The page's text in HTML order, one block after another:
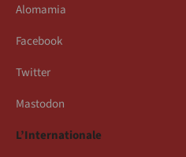
Alomamia
Facebook
Twitter
Mastodon
L’Internationale